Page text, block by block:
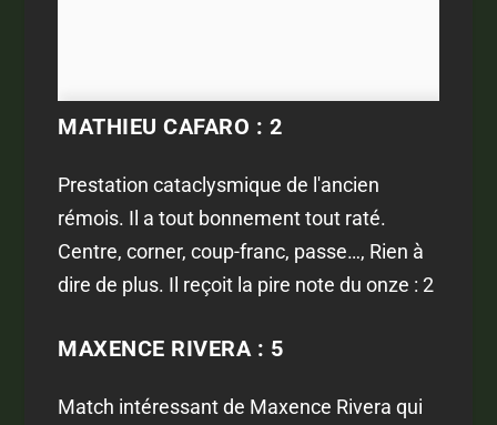
MATHIEU CAFARO : 2
Prestation cataclysmique de l'ancien
rémois. Il a tout bonnement tout raté.
Centre, corner, coup-franc, passe…, Rien à
dire de plus. Il reçoit la pire note du onze : 2
MAXENCE RIVERA : 5
Match intéressant de Maxence Rivera qui